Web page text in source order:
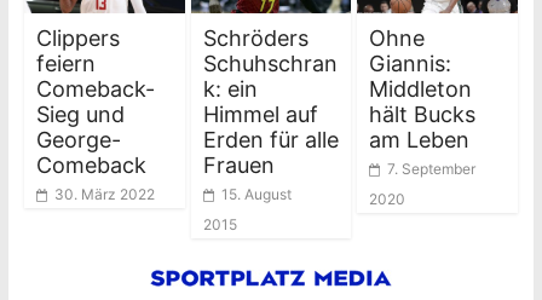
Clippers
feiern
Comeback-
Sieg und
George-
Comeback
30. März 2022
Schröders
Schuhschran
k: ein
Himmel auf
Erden für alle
Frauen
15. August
2015
Ohne
Giannis:
Middleton
hält Bucks
am Leben
7. September
2020